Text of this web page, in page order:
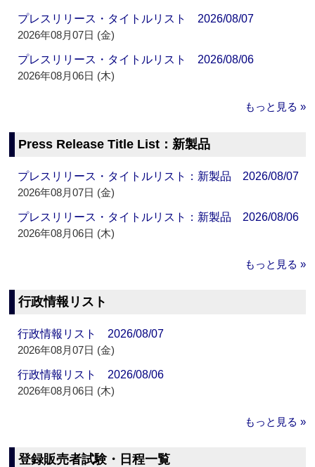
プレスリリース・タイトルリスト 2026/08/07
2026年08月07日 (金)
プレスリリース・タイトルリスト 2026/08/06
2026年08月06日 (木)
もっと見る »
Press Release Title List：新製品
プレスリリース・タイトルリスト：新製品 2026/08/07
2026年08月07日 (金)
プレスリリース・タイトルリスト：新製品 2026/08/06
2026年08月06日 (木)
もっと見る »
行政情報リスト
行政情報リスト 2026/08/07
2026年08月07日 (金)
行政情報リスト 2026/08/06
2026年08月06日 (木)
もっと見る »
登録販売者試験・日程一覧